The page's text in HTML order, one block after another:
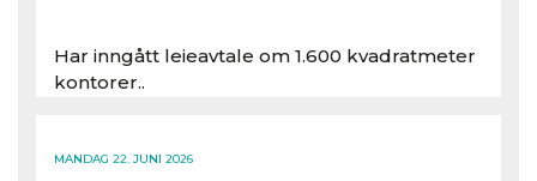
Har inngått leieavtale om 1.600 kvadratmeter
kontorer..
MANDAG 22. JUNI 2026